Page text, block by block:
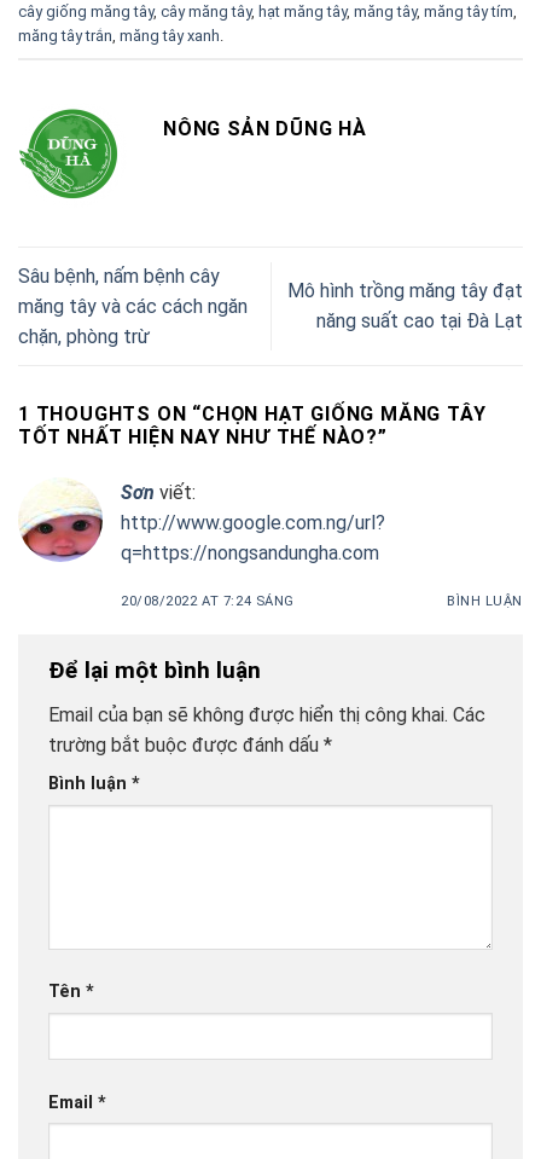
cây giống măng tây, cây măng tây, hạt măng tây, măng tây, măng tây tím
măng tây trắn măng tây xanh
NÔNG SẢN DŨNG HÀ
Sâu bệnh, nấm bệnh cây
măng tây và các cách ngăn
chặn, phòng trừ
Mô hình trồng măng tây đạt
năng suất cao tại Đà Lạt
1 THOUGHTS ON “CHỌN HẠT GIỐNG MĂNG TÂY
TỐT NHẤT HIỆN NAY NHƯ THẾ NÀO?”
Sơn viết:
http://www.google.com.ng/url?
q=https://nongsandungha.com
20/08/2022 AT 7:24 SÁNG BÌNH LUẬN
Để lại một bình luận
Email của bạn sẽ không được hiển thị công khai. Các
trường bắt buộc được đánh dấu *
Bình luận *
Tên *
Email *